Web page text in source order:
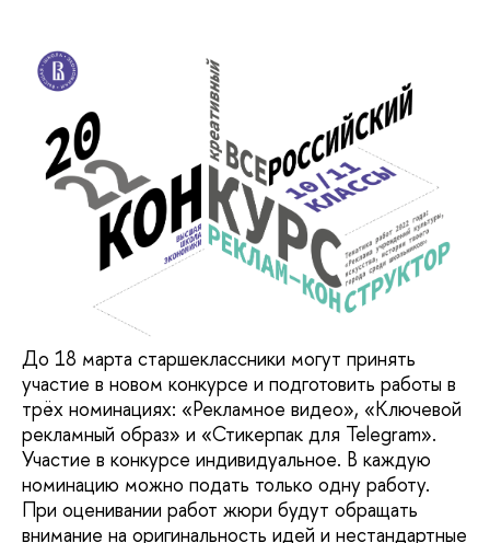
До 18 марта старшеклассники могут принять
участие в новом конкурсе и подготовить работы в
трёх номинациях: «Рекламное видео», «Ключевой
рекламный образ» и «Стикерпак для Telegram».
Участие в конкурсе индивидуальное. В каждую
номинацию можно подать только одну работу.
При оценивании работ жюри будут обращать
внимание на оригинальность идей и нестандартные